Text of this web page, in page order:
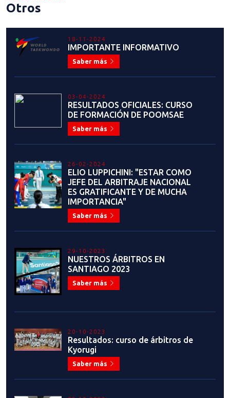
Otros
18-11-2024
IMPORTANTE INFORMATIVO
Saber más
03-04-2024
RESULTADOS OFICIALES: CURSO
DE FORMACIÓN DE POOMSAE
Saber más
26-02-2024
ELIO LUPPICHINI: "ESTAR COMO
JEFE DEL ARBITRAJE NACIONAL
ES GRATIFICANTE Y DE MUCHA
IMPORTANCIA"
Saber más
29-10-2023
NUESTROS ÁRBITROS EN
SANTIAGO 2023
Saber más
20-10-2023
Resultados: curso de árbitros de
Kyorugi
Saber más